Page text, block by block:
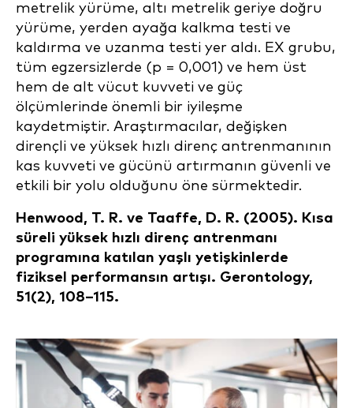
metrelik yürüme, altı metrelik geriye doğru
yürüme, yerden ayağa kalkma testi ve
kaldırma ve uzanma testi yer aldı. EX grubu,
tüm egzersizlerde (p = 0,001) ve hem üst
hem de alt vücut kuvveti ve güç
ölçümlerinde önemli bir iyileşme
kaydetmiştir. Araştırmacılar, değişken
dirençli ve yüksek hızlı direnç antrenmanının
kas kuvveti ve gücünü artırmanın güvenli ve
etkili bir yolu olduğunu öne sürmektedir.
Henwood, T. R. ve Taaffe, D. R. (2005). Kısa
süreli yüksek hızlı direnç antrenmanı
programına katılan yaşlı yetişkinlerde
fiziksel performansın artışı. Gerontology,
51(2), 108–115.